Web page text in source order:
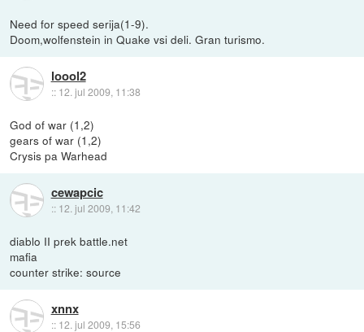
Need for speed serija(1-9).
Doom,wolfenstein in Quake vsi deli. Gran turismo.
loool2
:: 12. jul 2009, 11:38
God of war (1,2)
gears of war (1,2)
Crysis pa Warhead
cewapcic
:: 12. jul 2009, 11:42
diablo II prek battle.net
mafia
counter strike: source
xnnx
:: 12. jul 2009, 15:56